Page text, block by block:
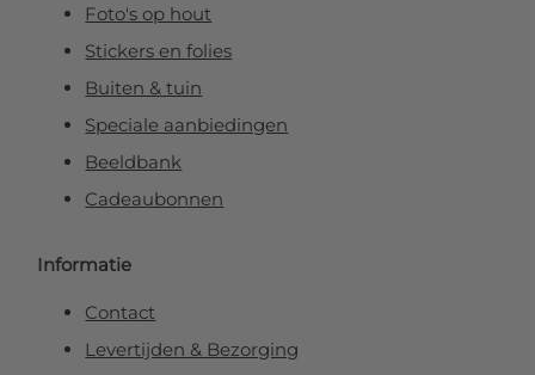
Foto's op hout
Stickers en folies
Buiten & tuin
Speciale aanbiedingen
Beeldbank
Cadeaubonnen
Informatie
Contact
Levertijden & Bezorging